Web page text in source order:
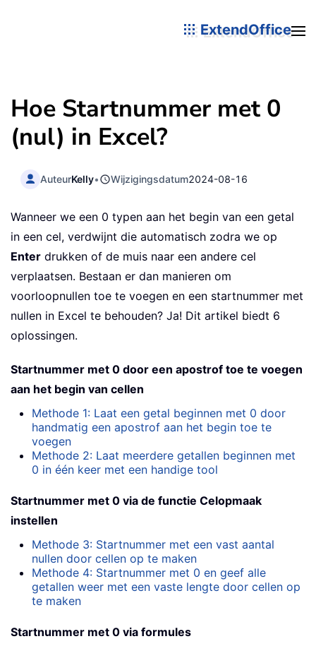
ExtendOffice
Hoe Startnummer met 0
(nul) in Excel?
AuteurKelly• Wijzigingsdatum2024-08-16
Wanneer we een 0 typen aan het begin van een getal
in een cel, verdwijnt die automatisch zodra we op
Enter drukken of de muis naar een andere cel
verplaatsen. Bestaan er dan manieren om
voorloopnullen toe te voegen en een startnummer met
nullen in Excel te behouden? Ja! Dit artikel biedt 6
oplossingen.
Startnummer met 0 door een apostrof toe te voegen
aan het begin van cellen
Methode 1: Laat een getal beginnen met 0 door
handmatig een apostrof aan het begin toe te
voegen
Methode 2: Laat meerdere getallen beginnen met
0 in één keer met een handige tool
Startnummer met 0 via de functie Celopmaak
instellen
Methode 3: Startnummer met een vast aantal
nullen door cellen op te maken
Methode 4: Startnummer met 0 en geef alle
getallen weer met een vaste lengte door cellen op
te maken
Startnummer met 0 via formules